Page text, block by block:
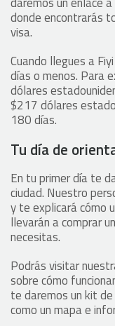
donde encontrarás
visa.
Cuando llegues a
días o menos. Para
dólares
$217 dólares
180 días.
Tu día de
En tu primer día te
ciudad. Nuestro
y te explicará cómo
llevarán a comprar
necesitas.
Podrás visitar
sobre cómo
te daremos un kit
como un mapa e